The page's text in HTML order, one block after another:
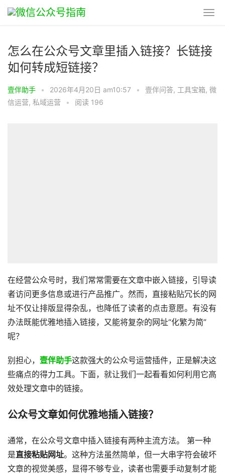
怎么在公众号文章里插入链接？长链接
如何转成短链接？
壹伴助手 • 2026年4月20日 am10:57 • 壹伴问答, 工具宝箱, 微
信运营, 私域运营 • 阅读 196
在经营公众号时，我们常常需要在文章中嵌入链接，引导读
者访问更多信息或进行产品推广。然而，直接粘贴冗长的网
址不仅让排版显得杂乱，也降低了读者的点击意愿。有没有
办法既能优雅地插入链接，又能将复杂的网址“化繁为简”
呢？
别担心， 壹伴助手这款强大的公众号运营插件，正是解决这
些痛点的得力工具。下面，就让我们一起看看如何利用它高
效处理文章中的链接。
公众号文章如何优雅地插入链接？
通常，在公众号文章中插入链接有两种主流方法。 第一种
是直接粘贴网址。这种方法虽然简单，但一大串字符会破坏
文章的视觉美感，显得不够专业，读者也需要手动复制才能